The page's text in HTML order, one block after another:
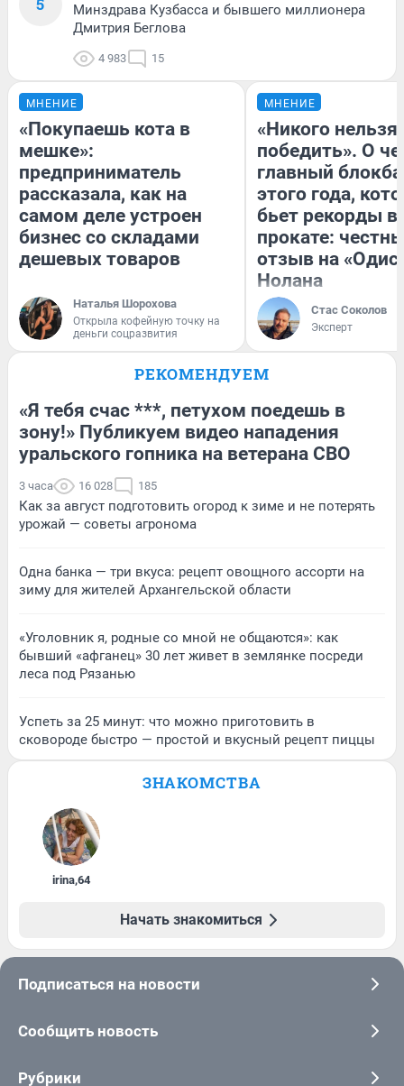
5
Минздрава Кузбасса и бывшего миллионера
Дмитрия Беглова
4 983 15
МНЕНИЕ
«Покупаешь кота в
мешке»:
предприниматель
рассказала, как на
самом деле устроен
бизнес со складами
дешевых товаров
Наталья Шорохова
Открыла кофейную точку на
деньги соцразвития
МНЕНИЕ
«Никого нельзя
победить». О
главный
этого года,
бьет рекорды в
прокате:
отзыв на
Нолана
Стас Соколов
Эксперт
РЕКОМЕНДУЕМ
«Я тебя счас ***, петухом поедешь в
зону!» Публикуем видео нападения
уральского гопника на ветерана СВО
3 часа 16 028 185
Как за август подготовить огород к зиме и не потерять
урожай — советы агронома
Одна банка — три вкуса: рецепт овощного ассорти на
зиму для жителей Архангельской области
«Уголовник я, родные со мной не общаются»: как
бывший «афганец» 30 лет живет в землянке посреди
леса под Рязанью
Успеть за 25 минут: что можно приготовить в
сковороде быстро — простой и вкусный рецепт пиццы
ЗНАКОМСТВА
irina,64
Начать знакомиться
Подписаться на новости
Сообщить новость
Рубрики